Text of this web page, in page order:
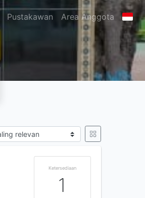
Pustakawan Area Anggota
Ketersediaan
1